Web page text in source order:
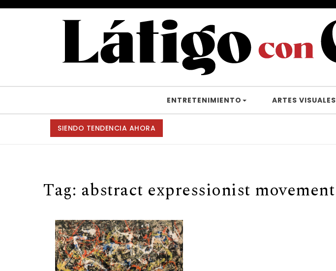
ENTRETENIMIENTO ARTES VISUALES
SIENDO TENDENCIA AHORA
Tag: abstract expressionist movement